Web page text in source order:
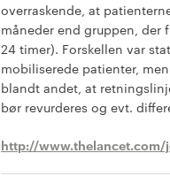
overraskende, at
måneder end gruppen, der
24 timer). Forskellen var
mobiliserede patienter,
blandt andet, at
bør revurderes og evt.
http://